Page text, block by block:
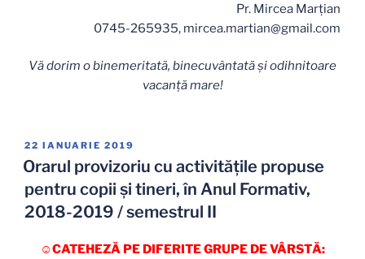
Pr. Mircea Marțian
0745-265935, mircea.martian@gmail.com
Vă dorim o binemeritată, binecuvântată și odihnitoare
vacanță mare!
PUBLICAT
PE
22 IANUARIE 2019
Orarul provizoriu cu activitățile propuse
pentru copii și tineri, în Anul Formativ,
2018-2019 / semestrul II
☺CATEHEZĂ PE DIFERITE GRUPE DE VÂRSTĂ: